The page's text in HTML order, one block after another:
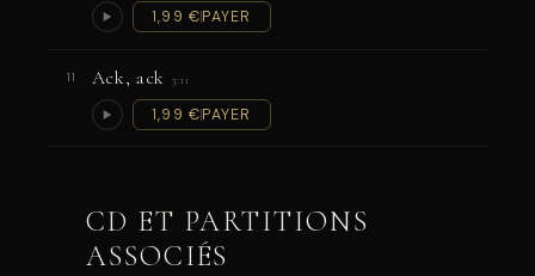
1,99 €PAYER
11 Ack, ack 3:11
1,99 €PAYER
CD ET PARTITIONS
ASSOCIÉS